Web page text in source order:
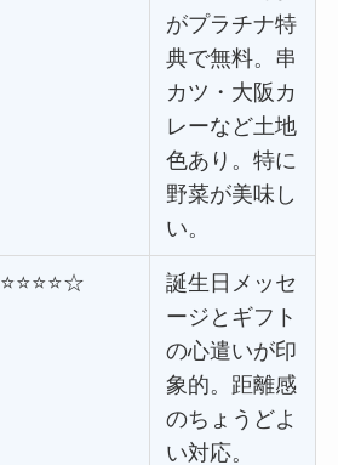
がプラチナ特
典で無料。串
カツ・大阪カ
レーなど土地
色あり。特に
野菜が美味し
い。
⭐⭐⭐⭐☆
誕生日メッセ
ージとギフト
の心遣いが印
象的。距離感
のちょうどよ
い対応。